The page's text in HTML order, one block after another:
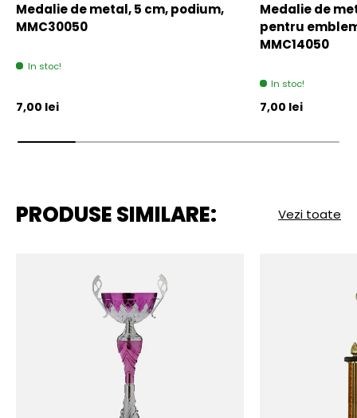
Medalie de metal, 5 cm, podium,
MMC30050
In stoc!
Pret initial
7,00 lei
Medalie de
pentru
MMC14050
In stoc!
Pret initial
7,00 lei
PRODUSE SIMILARE: Vezi toate